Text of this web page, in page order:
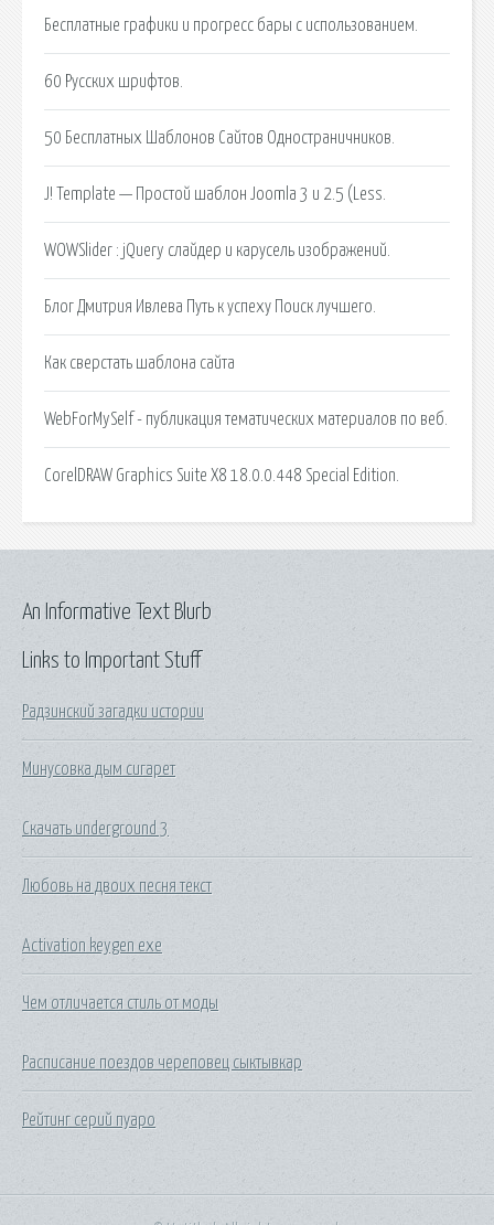
Бесплатные графики и прогресс бары с использованием.
60 Русских шрифтов.
50 Бесплатных Шаблонов Сайтов Одностраничников.
J! Template — Простой шаблон Joomla 3 и 2.5 (Less.
WOWSlider : jQuery слайдер и карусель изображений.
Блог Дмитрия Ивлева Путь к успеху Поиск лучшего.
Как сверстать шаблона сайта
WebForMySelf - публикация тематических материалов по веб.
CorelDRAW Graphics Suite X8 18.0.0.448 Special Edition.
Links to Important Stuff
Радзинский загадки истории
Минусовка дым сигарет
Скачать underground 3
Любовь на двоих песня текст
Activation keygen exe
Чем отличается стиль от моды
Расписание поездов череповец сыктывкар
Рейтинг серий пуаро
An Informative Text Blurb